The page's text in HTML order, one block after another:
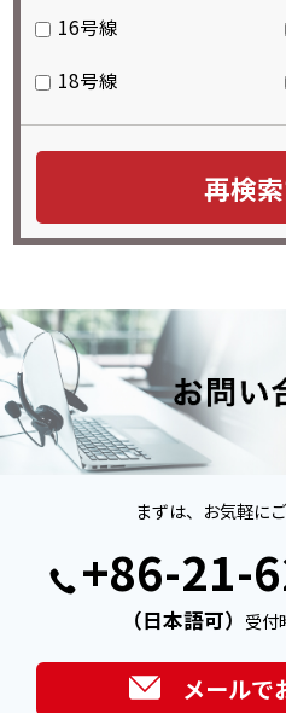
16号線
18号線
まずは、お気軽に
+86-21-
（日本語可） 受付
メールで